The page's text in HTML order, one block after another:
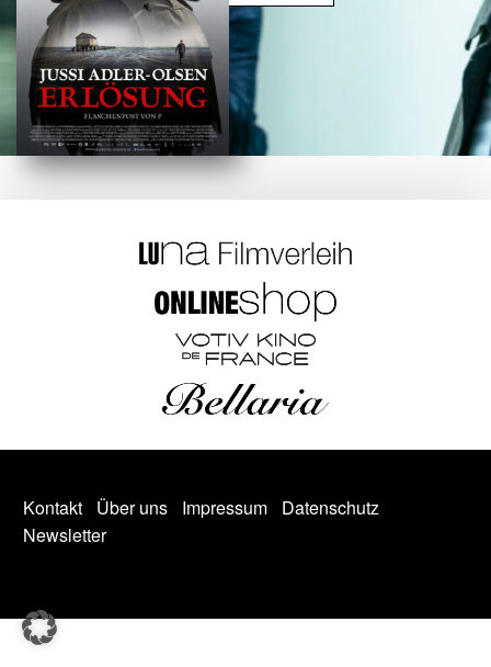
Kontakt Über uns Impressum
Datenschutz
Newsletter